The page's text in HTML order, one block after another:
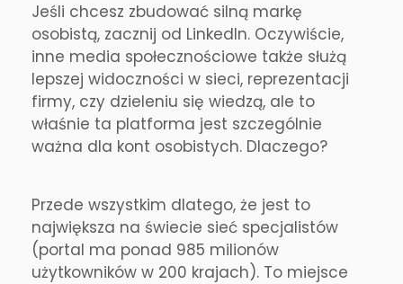
Jeśli chcesz zbudować silną markę
osobistą, zacznij od LinkedIn. Oczywiście,
inne media społecznościowe także służą
lepszej widoczności w sieci, reprezentacji
firmy, czy dzieleniu się wiedzą, ale to
właśnie ta platforma jest szczególnie
ważna dla kont osobistych. Dlaczego?
Przede wszystkim dlatego, że jest to
największa na świecie sieć specjalistów
(portal ma ponad 985 milionów
użytkowników w 200 krajach). To miejsce